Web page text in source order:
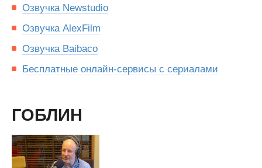
Озвучка Newstudio
Озвучка AlexFilm
Озвучка Baibaco
Бесплатные онлайн-сервисы с сериалами
ГОБЛИН